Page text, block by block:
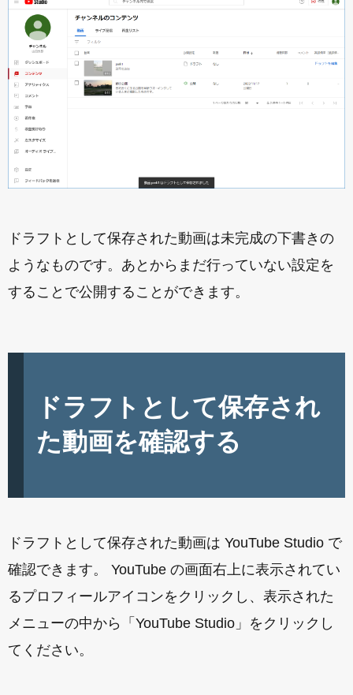
ドラフトとして保存された動画は未完成の下書きの
ようなものです。あとからまだ行っていない設定を
することで公開することができます。
ドラフトとして保存され
た動画を確認する
ドラフトとして保存された動画は YouTube Studio で
確認できます。 YouTube の画面右上に表示されてい
るプロフィールアイコンをクリックし、表示された
メニューの中から「YouTube Studio」をクリックし
てください。